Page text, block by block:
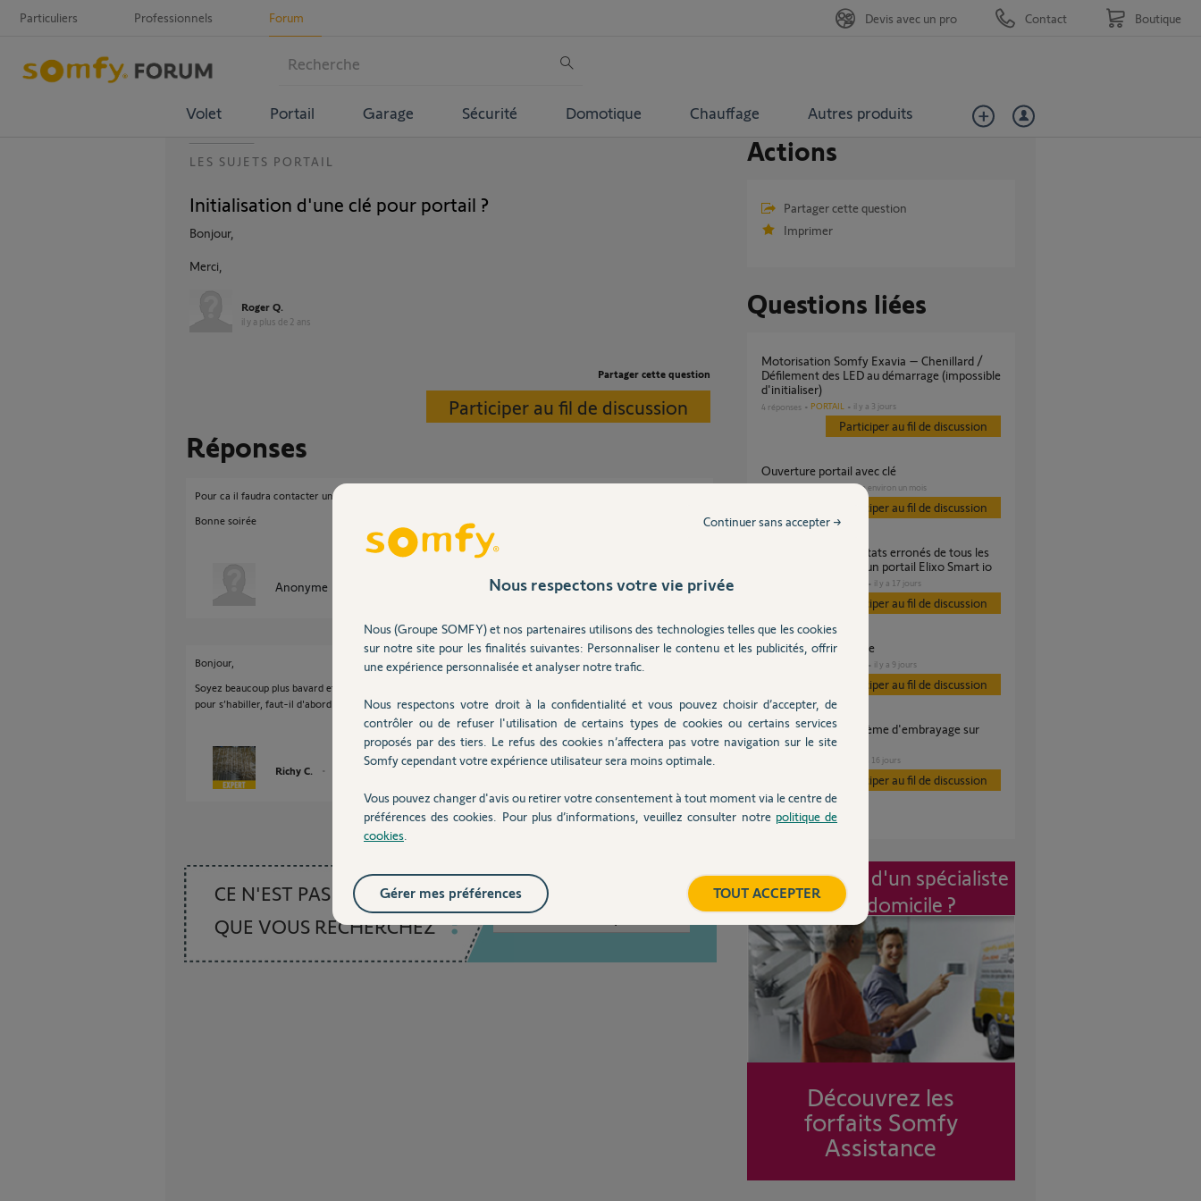
Particuliers Professionnels Forum
Volet Portail Garage Sécurité Domotique Chauffage Autres produits
Devis avec un pro Contact Boutique
LES SUJETS PORTAIL
Initialisation d'une clé pour portail ?
Bonjour,
Merci,
Roger Q.
il y a plus de 2 ans
Partager cette question
Participer au fil de discussion
Réponses
Pour ca il faudra contacter un serrurier.
Bonne soirée
Anonyme
Bonjour,
Soyez beaucoup plus bavard et donnez des détails, sinon, c'est comme si vous demandiez
pour s’habiller, faut-il d'abord mettre la chaussette gauche ou la droite en premier !...
Richy C. il y a plus de 2 ans
CE N'EST PAS CE
QUE VOUS RECHERCHEZ
Posez votre question
Actions
Partager cette question
Imprimer
Questions liées
Motorisation Somfy Exavia – Chenillard /
Défilement des LED au démarrage (impossible
d'initialiser)
4 réponses PORTAIL il y a 3 jours
Participer au fil de discussion
Ouverture portail avec clé
PORTAIL il y a environ un mois
Participer au fil de discussion
volets après ajout d’un portail Elixo Smart io
il y a 17 jours
Participer au fil de discussion
Clé de sécurité perdue
il y a 9 jours
Participer au fil de discussion
Remplacement système d'embrayage sur
moteur portail
il y a 16 jours
Participer au fil de discussion
Intervention d'un spécialiste
à mon domicile ?
Découvrez les
forfaits Somfy
Assistance
Nous respectons votre vie privée
Nous (Groupe SOMFY) et nos partenaires utilisons des technologies telles que les cookies
sur notre site pour les finalités suivantes: Personnaliser le contenu et les publicités, offrir
une expérience personnalisée et analyser notre trafic.
Nous respectons votre droit à la confidentialité et vous pouvez choisir d’accepter, de
contrôler ou de refuser l'utilisation de certains types de cookies ou certains services
proposés par des tiers. Le refus des cookies n’affectera pas votre navigation sur le site
Somfy cependant votre expérience utilisateur sera moins optimale.
Vous pouvez changer d'avis ou retirer votre consentement à tout moment via le centre de
préférences des cookies. Pour plus d’informations, veuillez consulter notre politique de
cookies
Continuer sans accepter →
TOUT ACCEPTER
Gérer mes préférences